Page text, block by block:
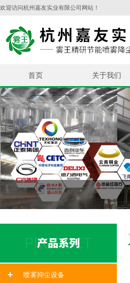
欢迎访问杭州嘉友实业有限公司网站！
首页 关于我们
喷雾抑尘设备